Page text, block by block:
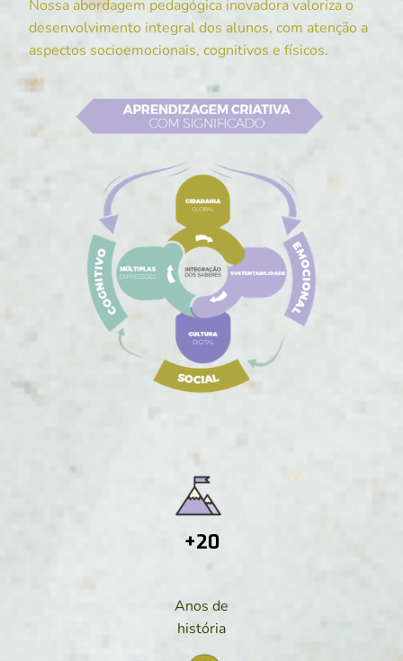
Nossa abordagem pedagógica inovadora valoriza o
desenvolvimento integral dos alunos, com atenção a
aspectos socioemocionais, cognitivos e físicos.
+20
Anos de
história